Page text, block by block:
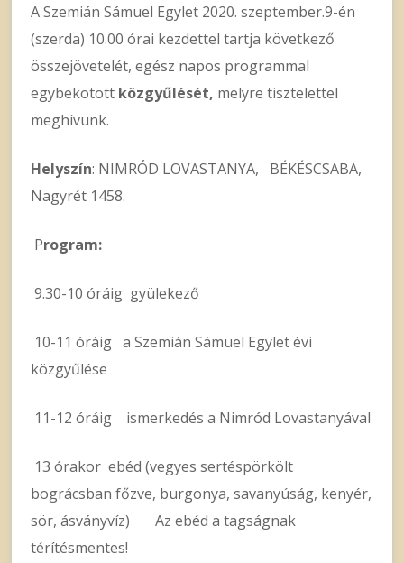
A Szemián Sámuel Egylet 2020. szeptember.9-én
(szerda) 10.00 órai kezdettel tartja következő
összejövetelét, egész napos programmal
egybekötött közgyűlését, melyre tisztelettel
meghívunk.
Helyszín: NIMRÓD LOVASTANYA, BÉKÉSCSABA,
Nagyrét 1458.
Program:
9.30-10 óráig gyülekező
10-11 óráig a Szemián Sámuel Egylet évi
közgyűlése
11-12 óráig ismerkedés a Nimród Lovastanyával
13 órakor ebéd (vegyes sertéspörkölt
bográcsban főzve, burgonya, savanyúság, kenyér,
sör, ásványvíz) Az ebéd a tagságnak
térítésmentes!